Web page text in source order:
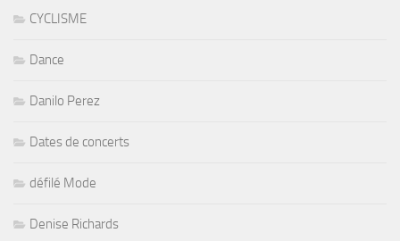
CYCLISME
Dance
Danilo Perez
Dates de concerts
défilé Mode
Denise Richards